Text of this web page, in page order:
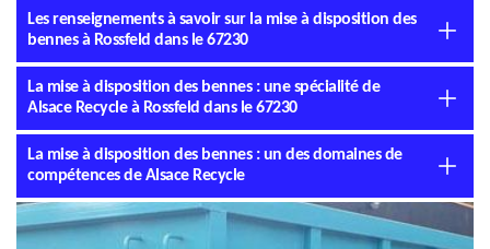
Les renseignements à savoir sur la mise à disposition des
bennes à Rossfeld dans le 67230
La mise à disposition des bennes : une spécialité de
Alsace Recycle à Rossfeld dans le 67230
La mise à disposition des bennes : un des domaines de
compétences de Alsace Recycle